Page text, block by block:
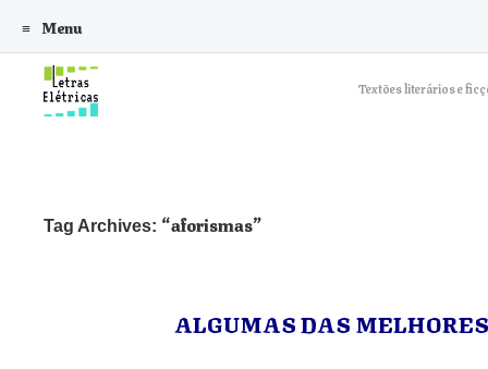
Textões literários e
Menu
Skip to content
Tag Archives: aforismas
ALGUMAS DAS